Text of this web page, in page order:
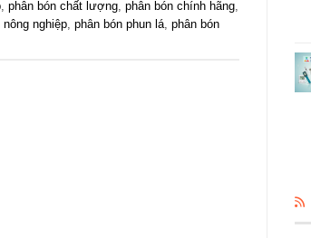
, phân bón chất lượng, phân bón chính hãng,
nông nghiệp, phân bón phun lá, phân bón